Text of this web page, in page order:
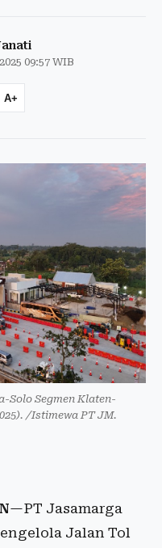
09:57 WIB
A+
Solo Segmen Klaten-
/Istimewa PT JM.
—PT Jasamarga
Jalan Tol